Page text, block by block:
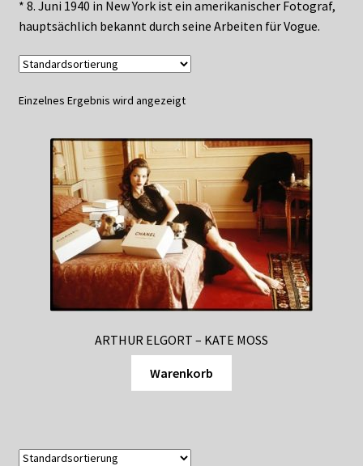
Datenschutzerklärung
Impressum
Kasse
Linkliste
Mein Konto
Mitglieder
Newsletter
Versandkosten / Lieferung
* 8. Juni 1940 in New York ist ein amerikanischer Fotograf,
hauptsächlich bekannt durch seine Arbeiten für Vogue.
Einzelnes Ergebnis wird angezeigt
ARTHUR ELGORT – KATE MOSS
Warenkorb